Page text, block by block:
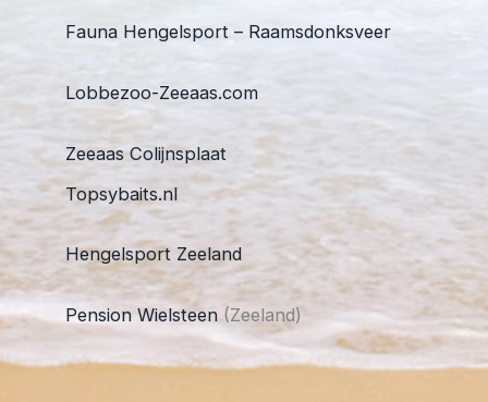
Fauna Hengelsport – Raamsdonksveer
Lobbezoo-Zeeaas.com
Zeeaas Colijnsplaat
Topsybaits.nl
Hengelsport Zeeland
Pension Wielsteen (Zeeland)